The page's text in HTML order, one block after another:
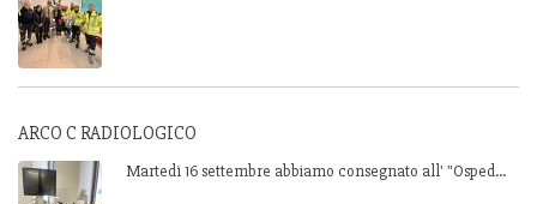
ARCO C RADIOLOGICO
Martedì 16 settembre abbiamo consegnato all' "Osped...